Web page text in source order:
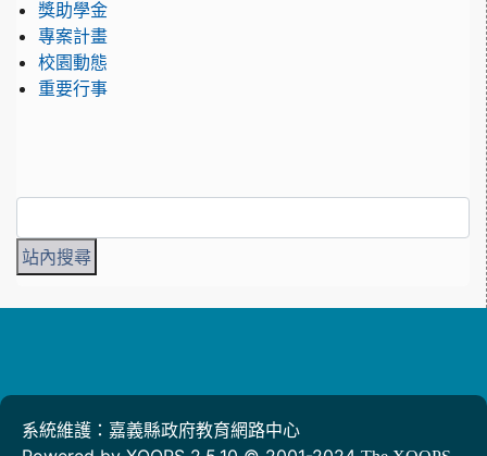
獎助學金
專案計畫
校園動態
重要行事
系統維護：嘉義縣政府教育網路中心